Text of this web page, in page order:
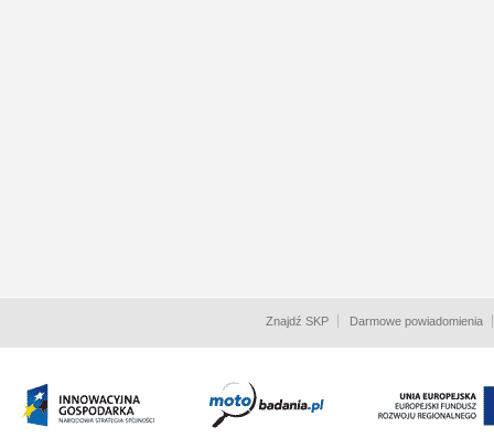
Znajdź SKP Darmowe powiadomienia